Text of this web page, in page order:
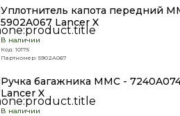
Уплотнитель капота передний
5902A067 Lancer X
В наличии
Код: 10175
Партномер: 5902A067
Ручка багажника MMC -
Lancer X
В наличии